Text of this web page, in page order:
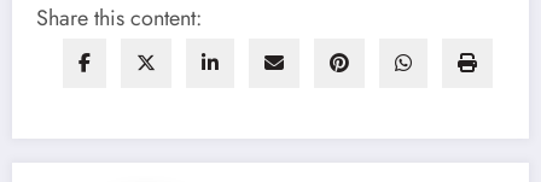
Share this content: